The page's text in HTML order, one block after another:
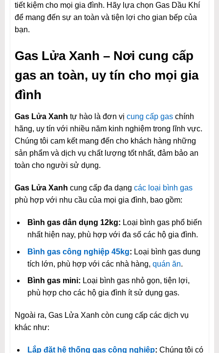
tiết kiệm cho mọi gia đình. Hãy lựa chọn Gas Dầu Khí
để mang đến sự an toàn và tiện lợi cho gian bếp của
bạn.
Gas Lửa Xanh – Nơi cung cấp
gas an toàn, uy tín cho mọi gia
đình
Gas Lửa Xanh tự hào là đơn vị cung cấp gaschính
hãng, uy tín với nhiều năm kinh nghiệm trong lĩnh vực.
Chúng tôi cam kết mang đến cho khách hàng những
sản phẩm và dịch vụ chất lượng tốt nhất, đảm bảo an
toàn cho người sử dụng.
Gas Lửa Xanh cung cấp đa dạng các loại bình gas
phù hợp với nhu cầu của mọi gia đình, bao gồm:
Bình gas dân dụng 12kg: Loại bình gas phổ biến
nhất hiện nay, phù hợp với đa số các hộ gia đình.
Bình gas công nghiệp 45kg: Loại bình gas dung
tích lớn, phù hợp với các nhà hàng, quán ăn.
Bình gas mini: Loại bình gas nhỏ gọn, tiện lợi,
phù hợp cho các hộ gia đình ít sử dụng gas.
Ngoài ra, Gas Lửa Xanh còn cung cấp các dịch vụ
khác như:
Lắp đặt hệ thống gas công nghiệp: Chúng tôi có